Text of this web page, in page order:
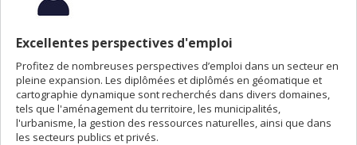
Excellentes perspectives d'emploi
Profitez de nombreuses perspectives d’emploi dans un secteur en
pleine expansion. Les diplômées et diplômés en géomatique et
cartographie dynamique sont recherchés dans divers domaines,
tels que l'aménagement du territoire, les municipalités,
l'urbanisme, la gestion des ressources naturelles, ainsi que dans
les secteurs publics et privés.